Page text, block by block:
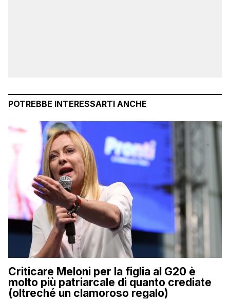
POTREBBE INTERESSARTI ANCHE
Criticare Meloni per la figlia al G20 è
molto più patriarcale di quanto crediate
(oltreché un clamoroso regalo)